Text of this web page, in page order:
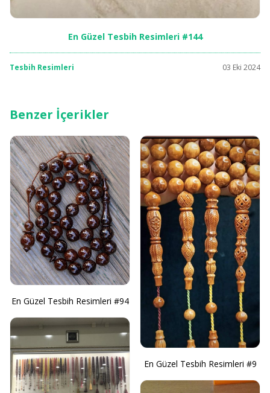
En Güzel Tesbih Resimleri #144
Tesbih Resimleri 03 Eki 2024
Benzer İçerikler
En Güzel Tesbih Resimleri #94
En Güzel Tesbih Resimleri #9